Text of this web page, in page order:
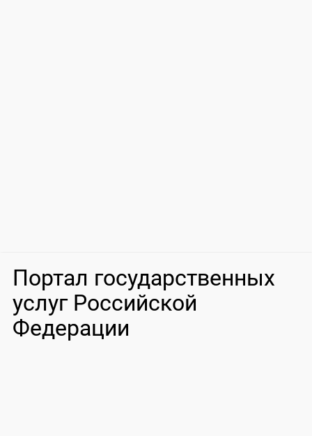
Портал государственных
услуг Российской
Федерации